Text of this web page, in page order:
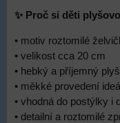
✨ Proč si děti
• motiv roztomilé
• velikost cca 20 cm
• hebký a příjemný
• měkké provedení
• vhodná do postýlky i
• detailní a roztomilé